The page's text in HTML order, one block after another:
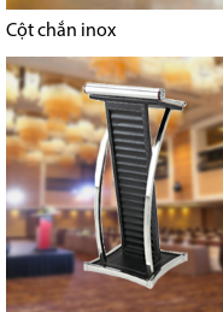
Cột chắn inox